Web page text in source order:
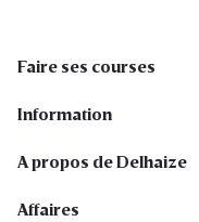
Faire ses courses
Information
A propos de Delhaize
Affaires